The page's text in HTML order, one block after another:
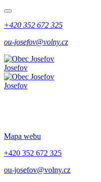
+420 352 672 325
ou-josefov@volny.cz
Josefov
Josefov
Mapa webu
+420 352 672 325
ou-josefov@volny.cz